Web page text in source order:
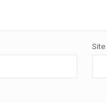
Site